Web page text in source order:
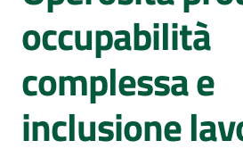
Attività
Argomenti
occupabilità
complessa e
inclusione